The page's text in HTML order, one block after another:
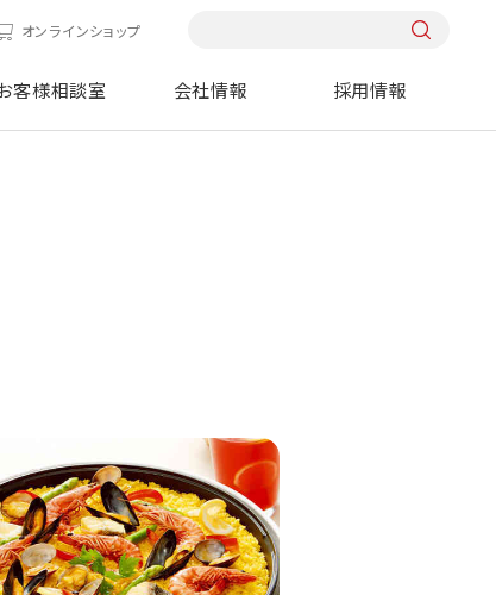
オンラインショップ
客様相談室 会社情報 採用情報